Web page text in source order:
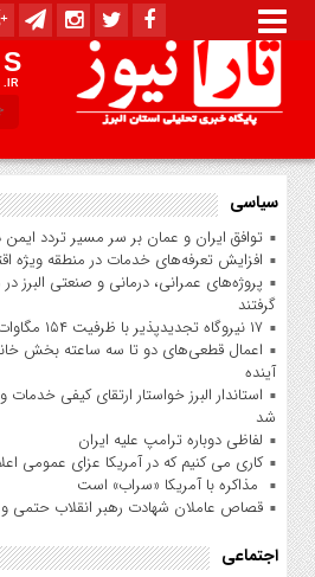
.IR
سیاسی
توافق ایران و عمان بر سر مسیر تردد ایمن
افزایش تعرفه‌های خدمات در منطقه ویژه
پروژه‌های عمرانی، درمانی و صنعتی البرز در
گرفتند
۱۷ نیروگاه تجدیدپذیر با ظرفیت ۱۵۴ مگاوات به شبکه پیوست
اعمال قطعی‌های دو تا سه ساعته بخش
آینده
استاندار البرز خواستار ارتقای کیفی
شد
لفاظی دوباره ترامپ علیه ایران
کاری می کنیم که در آمریکا عزای عمومی
مذاکره با آمریکا «سراب» است
قصاص عاملان شهادت رهبر انقلاب حتمی و
اجتماعی